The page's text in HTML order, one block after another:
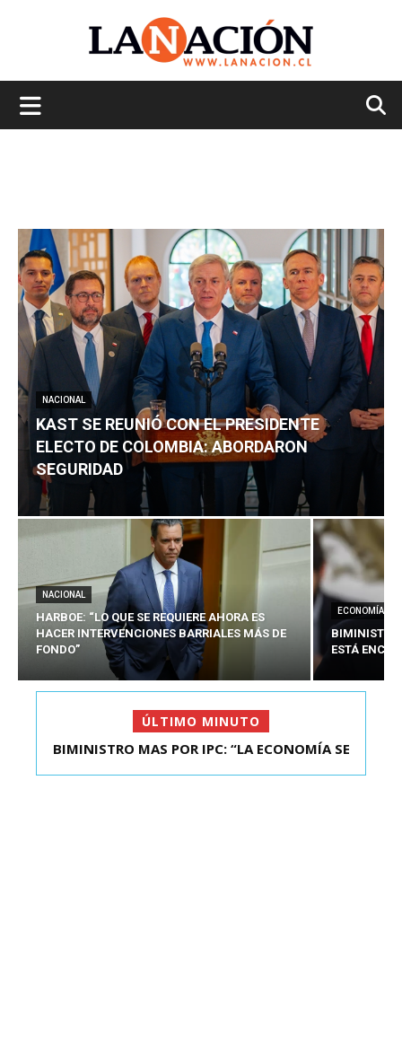
NACIONAL
KAST SE REUNIÓ CON EL PRESIDENTE
ELECTO DE COLOMBIA: ABORDARON
SEGURIDAD
NACIONAL
HARBOE: “LO QUE SE REQUIERE AHORA ES
HACER INTERVENCIONES BARRIALES MÁS DE
FONDO”
ECONOMÍA
BIMINISTRO
ESTÁ
ÚLTIMO MINUTO
KAST SE REUNIÓ CON EL PRESIDENTE ELECTO DE
BIMINISTRO MAS POR IPC: “LA ECONOMÍA SE